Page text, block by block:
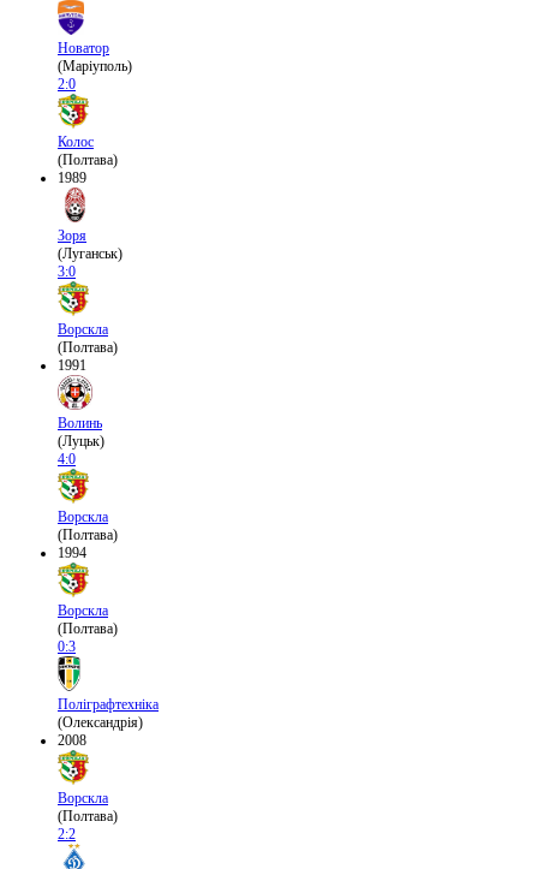
Новатор
(Маріуполь)
2:0
Колос
(Полтава)
1989
Зоря
(Луганськ)
3:0
Ворскла
(Полтава)
1991
Волинь
(Луцьк)
4:0
Ворскла
(Полтава)
1994
Ворскла
(Полтава)
0:3
Поліграфтехніка
(Олександрія)
2008
Ворскла
(Полтава)
2:2